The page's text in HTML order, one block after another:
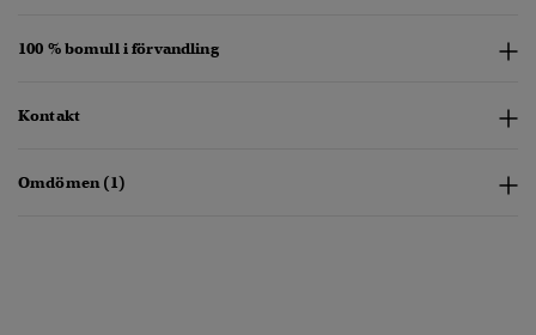
100 % bomull i förvandling
Kontakt
Omdömen (1)